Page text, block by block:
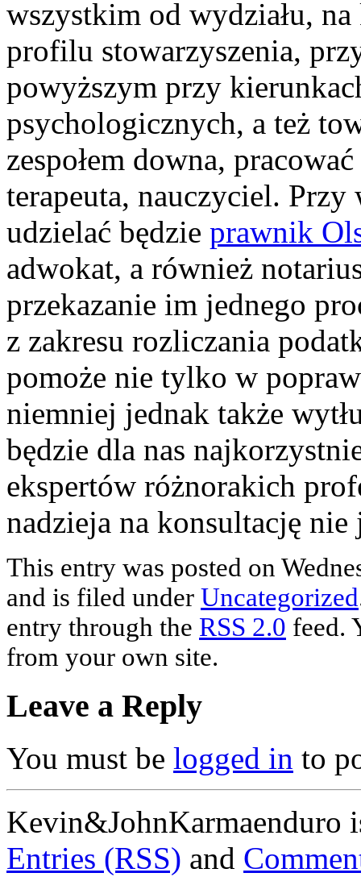
wszystkim od wydziału,
profilu stowarzyszenia,
powyższym przy
psychologicznych, a też
zespołem downa,
terapeuta, nauczyciel.
udzielać będzie prawnik
adwokat, a również
przekazanie im jednego
z zakresu rozliczania
pomoże nie tylko w
niemniej jednak także
będzie dla nas
ekspertów różnorakich
nadzieja na konsultację nie
This entry was posted on
and is filed under Uncategorized
entry through the RSS 2.0 feed.
from your own site.
Leave a Reply
You must be logged in to
Kevin&JohnKarmaenduro
Entries (RSS) and